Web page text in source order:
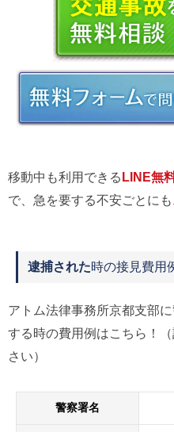
移動中も利用できるLINE無
で、急を要する不安ごとにも
逮捕された時の接見費用
アトム法律事務所京都支部
する時の費用例はこちら！
さい）
警察署名